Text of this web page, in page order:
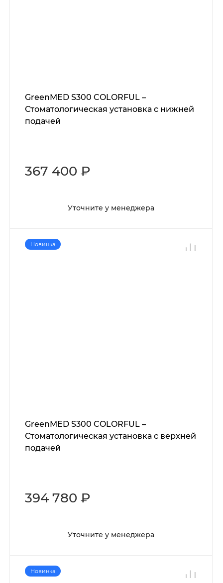
GreenMED S300 COLORFUL –
Стоматологическая установка с нижней
подачей
367 400 ₽
Уточните у менеджера
Новинка
GreenMED S300 COLORFUL –
Стоматологическая установка с верхней
подачей
394 780 ₽
Уточните у менеджера
Новинка